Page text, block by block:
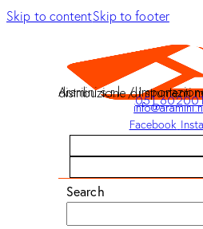
Skip to contentSkip to footer
Aramini s.r.l. / Importazione e distribuzione di
051
Facebook
Search